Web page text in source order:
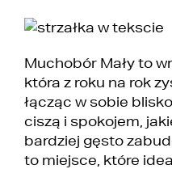
Muchobór Mały to
która z roku na rok
łącząc w sobie
ciszą i spokojem,
bardziej gęsto
to miejsce, które